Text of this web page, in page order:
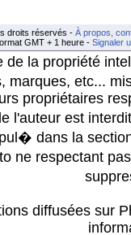
droits réservés - À propos,
GMT + 1 heure - Signaler
de la propriété
marques, etc...
propriétaires
l'auteur est
dans la
ne respectant
diffusées sur